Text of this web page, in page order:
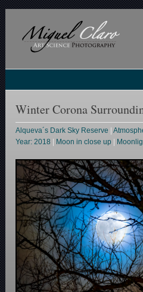
Winter Corona
Alqueva´s Dark Sky Reserve |
Year: 2018
Moon in close up